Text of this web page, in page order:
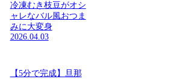
冷凍むき枝豆がオシ
ャレなバル風おつま
みに大変身
2026.04.03
【5分で完成】旦那